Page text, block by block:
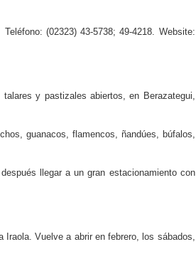
(02323) 43-5738; 49-4218. Website:
y pastizales abiertos, en Berazategui,
guanacos, flamencos, ñandúes, búfalos,
llegar a un gran estacionamiento con
Iraola. Vuelve a abrir en febrero, los sábados,